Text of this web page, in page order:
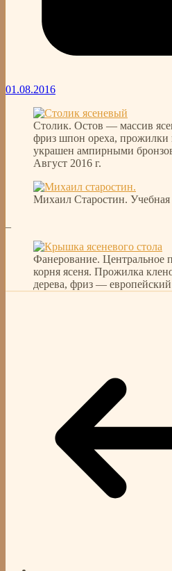
01.08.2016
Столик. Остов — массив
фриз шпон ореха,
украшен ампирными
Август 2016 г.
Михаил Старостин. Учебная
Фанерование. Центральное
корня ясеня. Прожилка
дерева, фриз — европейский